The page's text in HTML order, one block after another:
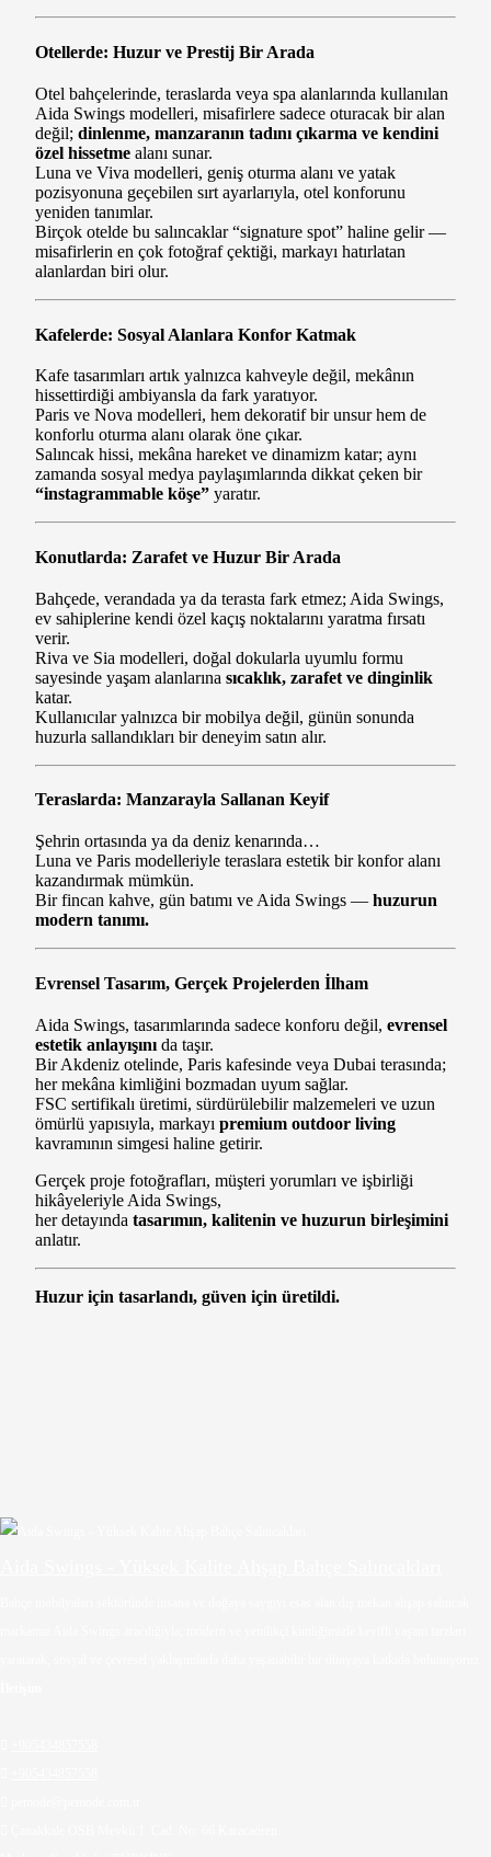
Otellerde: Huzur ve Prestij Bir Arada
Otel bahçelerinde, teraslarda veya spa alanlarında kullanılan
Aida Swings modelleri, misafirlere sadece oturacak bir alan
değil; dinlenme, manzaranın tadını çıkarma ve kendini
özel hissetme alanı sunar.
Luna ve Viva modelleri, geniş oturma alanı ve yatak
pozisyonuna geçebilen sırt ayarlarıyla, otel konforunu
yeniden tanımlar.
Birçok otelde bu salıncaklar “signature spot” haline gelir —
misafirlerin en çok fotoğraf çektiği, markayı hatırlatan
alanlardan biri olur.
Kafelerde: Sosyal Alanlara Konfor Katmak
Kafe tasarımları artık yalnızca kahveyle değil, mekânın
hissettirdiği ambiyansla da fark yaratıyor.
Paris ve Nova modelleri, hem dekoratif bir unsur hem de
konforlu oturma alanı olarak öne çıkar.
Salıncak hissi, mekâna hareket ve dinamizm katar; aynı
zamanda sosyal medya paylaşımlarında dikkat çeken bir
“instagrammable köşe” yaratır.
Konutlarda: Zarafet ve Huzur Bir Arada
Bahçede, verandada ya da terasta fark etmez; Aida Swings,
ev sahiplerine kendi özel kaçış noktalarını yaratma fırsatı
verir.
Riva ve Sia modelleri, doğal dokularla uyumlu formu
sayesinde yaşam alanlarına sıcaklık, zarafet ve dinginlik
katar.
Kullanıcılar yalnızca bir mobilya değil, günün sonunda
huzurla sallandıkları bir deneyim satın alır.
Teraslarda: Manzarayla Sallanan Keyif
Şehrin ortasında ya da deniz kenarında…
Luna ve Paris modelleriyle teraslara estetik bir konfor alanı
kazandırmak mümkün.
Bir fincan kahve, gün batımı ve Aida Swings — huzurun
modern tanımı.
Evrensel Tasarım, Gerçek Projelerden İlham
Aida Swings, tasarımlarında sadece konforu değil, evrensel
estetik anlayışını da taşır.
Bir Akdeniz otelinde, Paris kafesinde veya Dubai terasında;
her mekâna kimliğini bozmadan uyum sağlar.
FSC sertifikalı üretimi, sürdürülebilir malzemeleri ve uzun
ömürlü yapısıyla, markayı premium outdoor living
kavramının simgesi haline getirir.
Gerçek proje fotoğrafları, müşteri yorumları ve işbirliği
hikâyeleriyle Aida Swings,
her detayında tasarımın, kalitenin ve huzurun birleşimini
anlatır.
Huzur için tasarlandı, güven için üretildi.